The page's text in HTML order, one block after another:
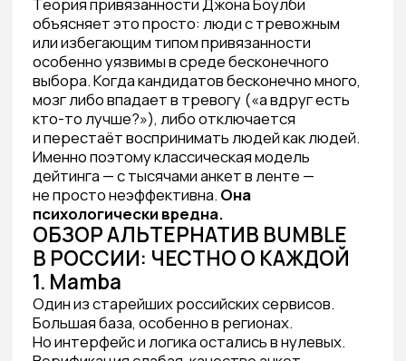
Да, люди ищут партнёров даже там. Но это
уже показатель того, насколько остро стоит
вопрос: нормальных инструментов мало.
FITIL: НЕ ПРОСТО ЗАМЕНА
BUMBLE, А ДРУГАЯ ФИЛОСОФИЯ
ЗНАКОМСТВ
Мы не пытаемся скопировать Bumble.
Мы строим то, чего в России не было —
закрытый клуб знакомств, основанный
на психологической науке и уважении
к человеку.
Вот чем FITIL принципиально отличается
от любой западной платформы:
1. Психологический профиль вместо
красивой фотографии.
При регистрации каждый пользователь
проходит глубокое тестирование.
В основе — социометрический
инструментарий и методология,
разработанная профессором, доктором наук
Л. Н. Собчик. Это не «выбери три слова
о себе».Это настоящий психологический
портрет.